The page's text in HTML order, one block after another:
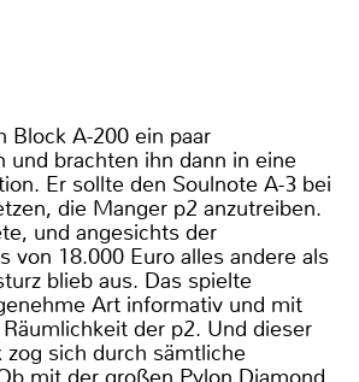
Block A-200 ein paar
brachten ihn dann in eine
Er sollte den Soulnote A-3 bei
die Manger p2 anzutreiben.
und angesichts der
von 18.000 Euro alles andere als
blieb aus. Das spielte
Art informativ und mit
der p2. Und dieser
sich durch sämtliche